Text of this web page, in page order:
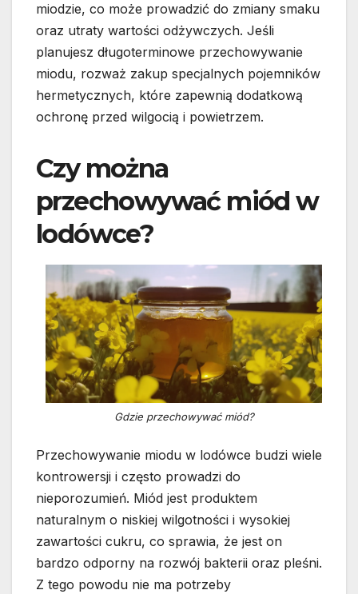
miodzie, co może prowadzić do zmiany smaku
oraz utraty wartości odżywczych. Jeśli
planujesz długoterminowe przechowywanie
miodu, rozważ zakup specjalnych pojemników
hermetycznych, które zapewnią dodatkową
ochronę przed wilgocią i powietrzem.
Czy można
przechowywać miód w
lodówce?
Gdzie przechowywać miód?
Przechowywanie miodu w lodówce budzi wiele
kontrowersji i często prowadzi do
nieporozumień. Miód jest produktem
naturalnym o niskiej wilgotności i wysokiej
zawartości cukru, co sprawia, że jest on
bardzo odporny na rozwój bakterii oraz pleśni.
Z tego powodu nie ma potrzeby